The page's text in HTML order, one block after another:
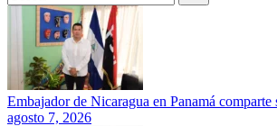
Embajador de Nicaragua en Panamá
agosto 7, 2026